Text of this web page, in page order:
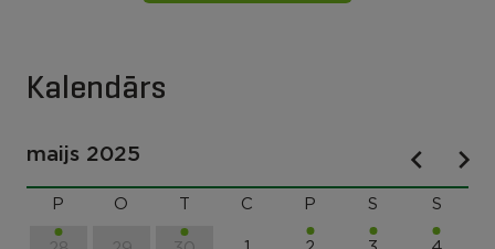
Kalendārs
maijs 2025
P O C P S S